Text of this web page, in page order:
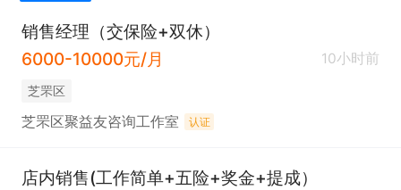
销售经理（交保险+双休）
6000-10000元/月
10小时前
芝罘区
芝罘区聚益友咨询工作室 认证
店内销售(工作简单+五险+奖金+提成）